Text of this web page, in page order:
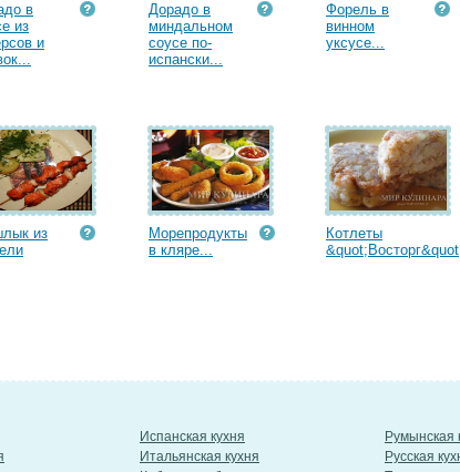
в
из
и
Дорадо в
миндальном
соусе по-
испански...
Форель в
винном
уксусе...
из
Морепродукты
в кляре...
Котлеты
Испанская кухня
Итальянская кухня
Румынская
Русская